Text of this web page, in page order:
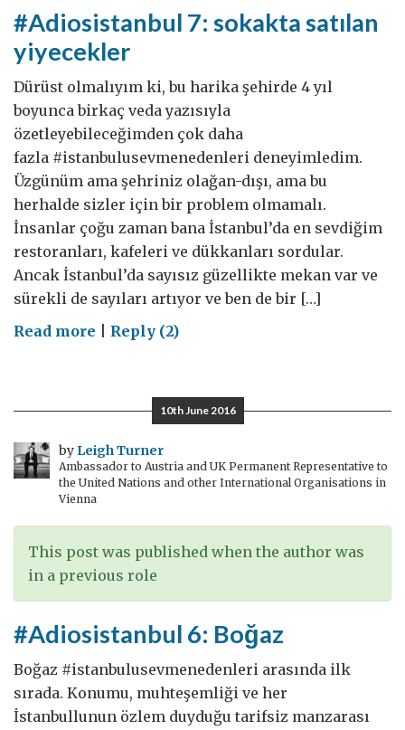
#Adiosistanbul 7: sokakta satılan
yiyecekler
Dürüst olmalıyım ki, bu harika şehirde 4 yıl
boyunca birkaç veda yazısıyla
özetleyebileceğimden çok daha
fazla #istanbulusevmenedenleri deneyimledim.
Üzgünüm ama şehriniz olağan-dışı, ama bu
herhalde sizler için bir problem olmamalı.
İnsanlar çoğu zaman bana İstanbul’da en sevdiğim
restoranları, kafeleri ve dükkanları sordular.
Ancak İstanbul’da sayısız güzellikte mekan var ve
sürekli de sayıları artıyor ve ben de bir […]
Read more on
sokakta
yiyecekler
Reply (2)
10th June 2016
by Leigh Turner
Ambassador to Austria and UK Permanent Representative to
the United Nations and other International Organisations in
Vienna
This post was published when the author was
in a previous role
#Adiosistanbul 6: Boğaz
Boğaz #istanbulusevmenedenleri arasında ilk
sırada. Konumu, muhteşemliği ve her
İstanbullunun özlem duyduğu tarifsiz manzarası